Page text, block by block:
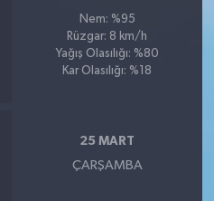
Nem: %95
Rüzgar: 8 km/h
Yağış Olasılığı: %80
Kar Olasılığı: %18
25 MART
ÇARŞAMBA